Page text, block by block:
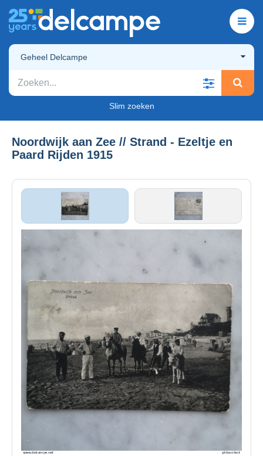
Geheel Delcampe
Slim zoeken
Noordwijk aan Zee // Strand - Ezeltje en
Paard Rijden 1915